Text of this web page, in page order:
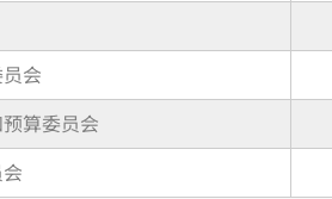
会
算委员会